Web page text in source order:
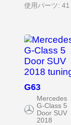
使用パーツ: 41
G63
Mercedes
G-Class 5
Door SUV
2018